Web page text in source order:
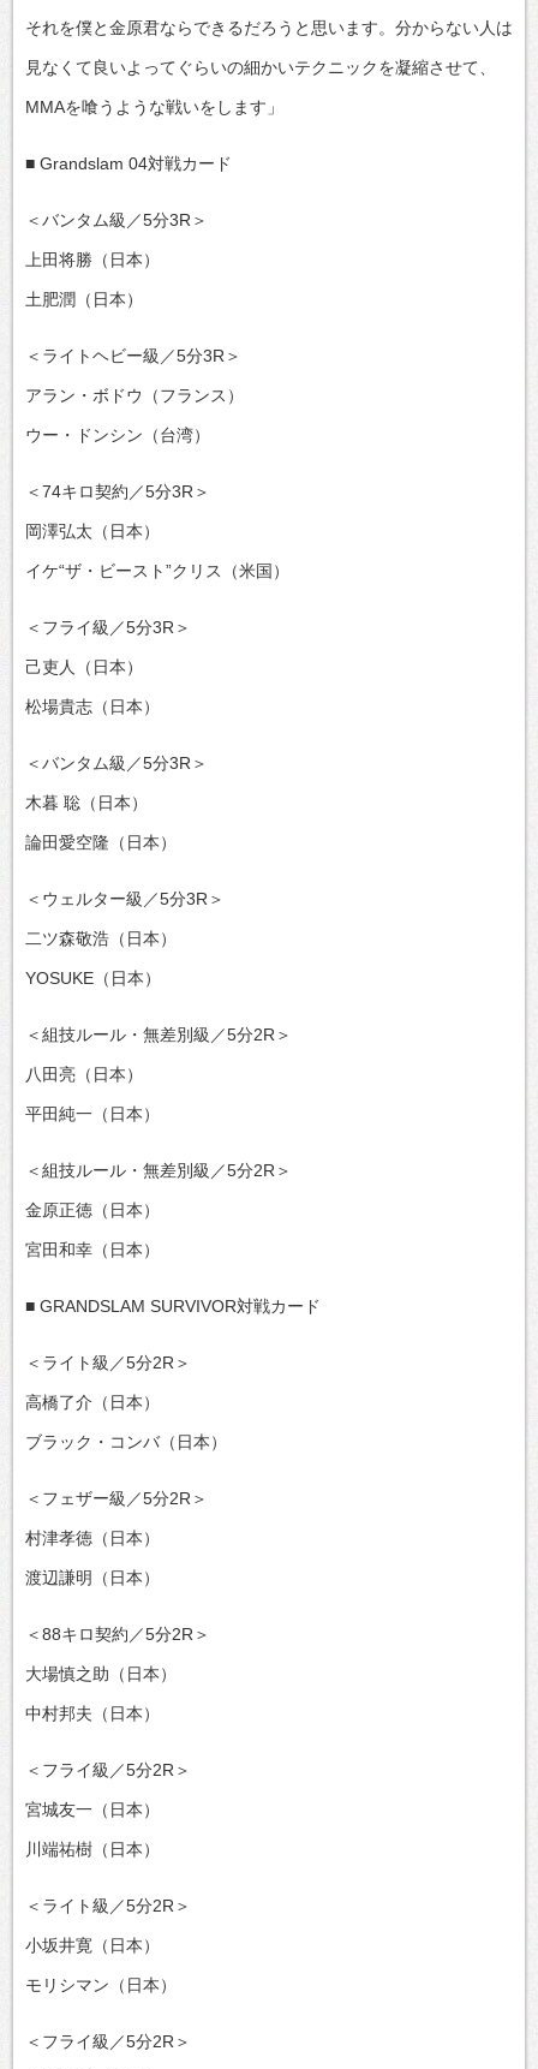
それを僕と金原君ならできるだろうと思います。分からない人は
見なくて良いよってぐらいの細かいテクニックを凝縮させて、
MMAを喰うような戦いをします」
■ Grandslam 04対戦カード
＜バンタム級／5分3R＞
上田将勝（日本）
土肥潤（日本）
＜ライトヘビー級／5分3R＞
アラン・ボドウ（フランス）
ウー・ドンシン（台湾）
＜74キロ契約／5分3R＞
岡澤弘太（日本）
イケ“ザ・ビースト”クリス（米国）
＜フライ級／5分3R＞
己吏人（日本）
松場貴志（日本）
＜バンタム級／5分3R＞
木暮 聡（日本）
論田愛空隆（日本）
＜ウェルター級／5分3R＞
二ツ森敬浩（日本）
YOSUKE（日本）
＜組技ルール・無差別級／5分2R＞
八田亮（日本）
平田純一（日本）
＜組技ルール・無差別級／5分2R＞
金原正徳（日本）
宮田和幸（日本）
■ GRANDSLAM SURVIVOR対戦カード
＜ライト級／5分2R＞
高橋了介（日本）
ブラック・コンバ（日本）
＜フェザー級／5分2R＞
村津孝徳（日本）
渡辺謙明（日本）
＜88キロ契約／5分2R＞
大場慎之助（日本）
中村邦夫（日本）
＜フライ級／5分2R＞
宮城友一（日本）
川端祐樹（日本）
＜ライト級／5分2R＞
小坂井寛（日本）
モリシマン（日本）
＜フライ級／5分2R＞